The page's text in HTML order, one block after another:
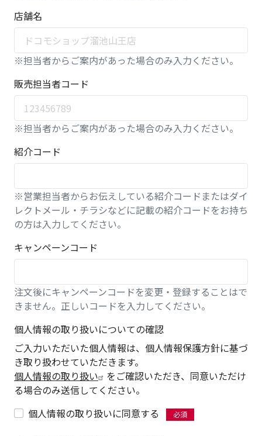
店舗名
※担当者からご案内があった場合のみ入力ください。
販売担当者コード
※担当者からご案内があった場合のみ入力ください。
紹介コード
※営業担当者からお伝えしている紹介コードまたはダイ
レクトメール・チラシなどに記載の紹介コードをお持ち
の方は入力してください。
キャンペーンコード
注文後にキャンペーンコードを変更・登録することはで
きません。正しいコードを入力してください。
個人情報の取り扱いについての確認
ご入力いただいた個人情報は、個人情報保護方針に基づ
き取り扱わせていただきます。
個人情報の取り扱い
をご確認いただき、同意いただけ
る場合のみ送信してください。
個人情報の取り扱いに同意する